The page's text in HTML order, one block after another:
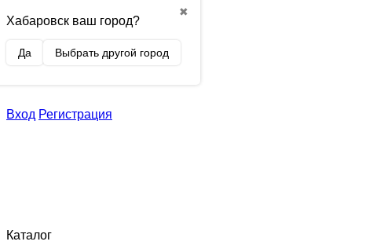
✖
Хабаровск ваш город?
Да Выбрать другой город
Вход Регистрация
Каталог